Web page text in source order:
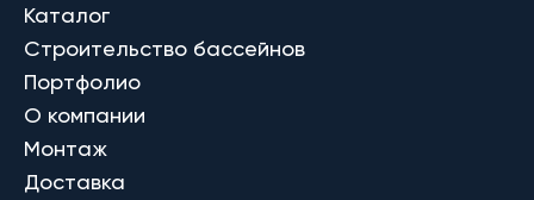
Каталог
Строительство бассейнов
Портфолио
О компании
Монтаж
Доставка